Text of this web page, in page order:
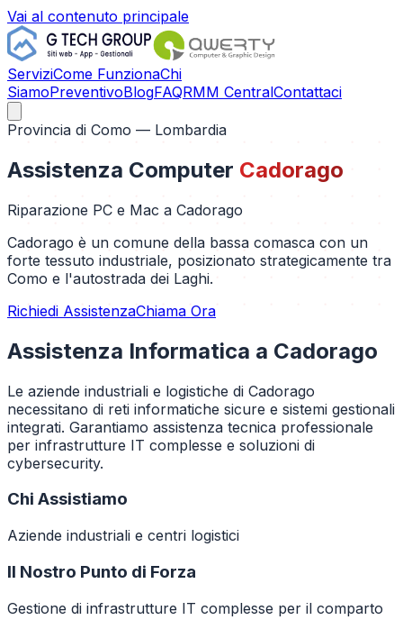
Vai al contenuto principale
ServiziCome FunzionaChi
SiamoPreventivoBlogFAQRMM CentralContattaci
Provincia di Como — Lombardia
Assistenza Computer Cadorago
Riparazione PC e Mac a Cadorago
Cadorago è un comune della bassa comasca con un
forte tessuto industriale, posizionato strategicamente tra
Como e l'autostrada dei Laghi.
Richiedi AssistenzaChiama Ora
Assistenza Informatica a Cadorago
Le aziende industriali e logistiche di Cadorago
necessitano di reti informatiche sicure e sistemi gestionali
integrati. Garantiamo assistenza tecnica professionale
per infrastrutture IT complesse e soluzioni di
cybersecurity.
Chi Assistiamo
Aziende industriali e centri logistici
Il Nostro Punto di Forza
Gestione di infrastrutture IT complesse per il comparto